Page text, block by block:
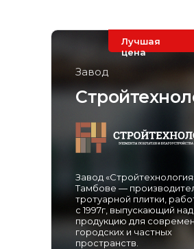
Завод
Завод
Тамбове —
тротуарной плитки,
с 1997г, выпускающий
продукцию для
городских и частных
пространств.
Лучшая
цена